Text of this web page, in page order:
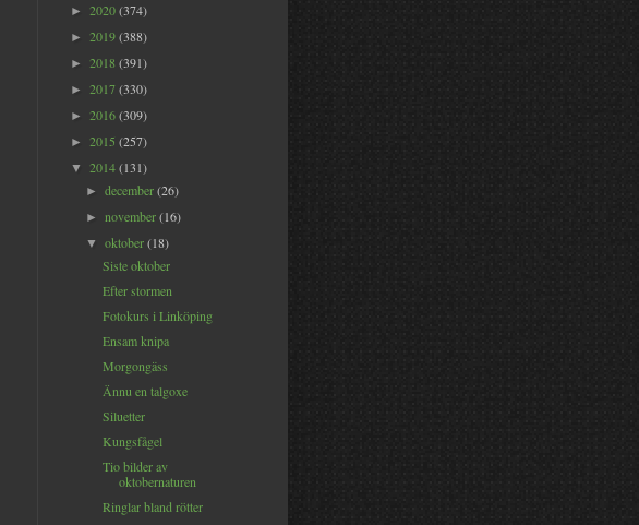
► 2020(374)
► 2019(388)
► 2018 (391)
► 2017(330)
► 2016(309)
► 2015 (257)
▼ 2014(131)
►december(26)
►november(16)
▼oktober(18)
Siste oktober
Efter stormen
Fotokurs i Linköping
Ensam knipa
Morgongäss
Ännu en talgoxe
Siluetter
Kungsfågel
Tio bilder av
oktobernaturen
Ringlar bland rötter